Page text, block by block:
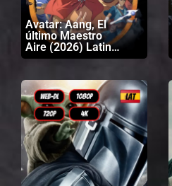
Avatar: Aang, El
último Maestro
Aire (2026) Latino |
Inglés